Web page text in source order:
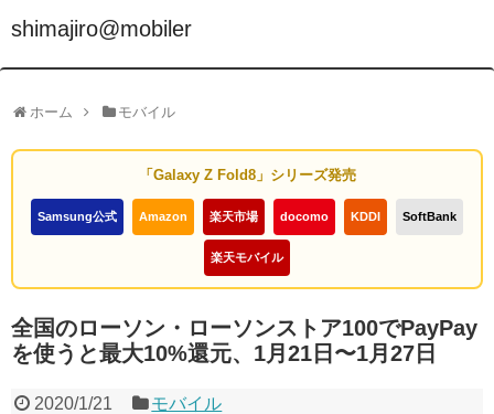
shimajiro@mobiler
ホーム モバイル
「Galaxy Z Fold8」シリーズ発売
Samsung公式 Amazon 楽天市場 docomo KDDI SoftBank
楽天モバイル
全国のローソン・ローソンストア100でPayPay
を使うと最大10%還元、1月21日〜1月27日
2020/1/21 モバイル